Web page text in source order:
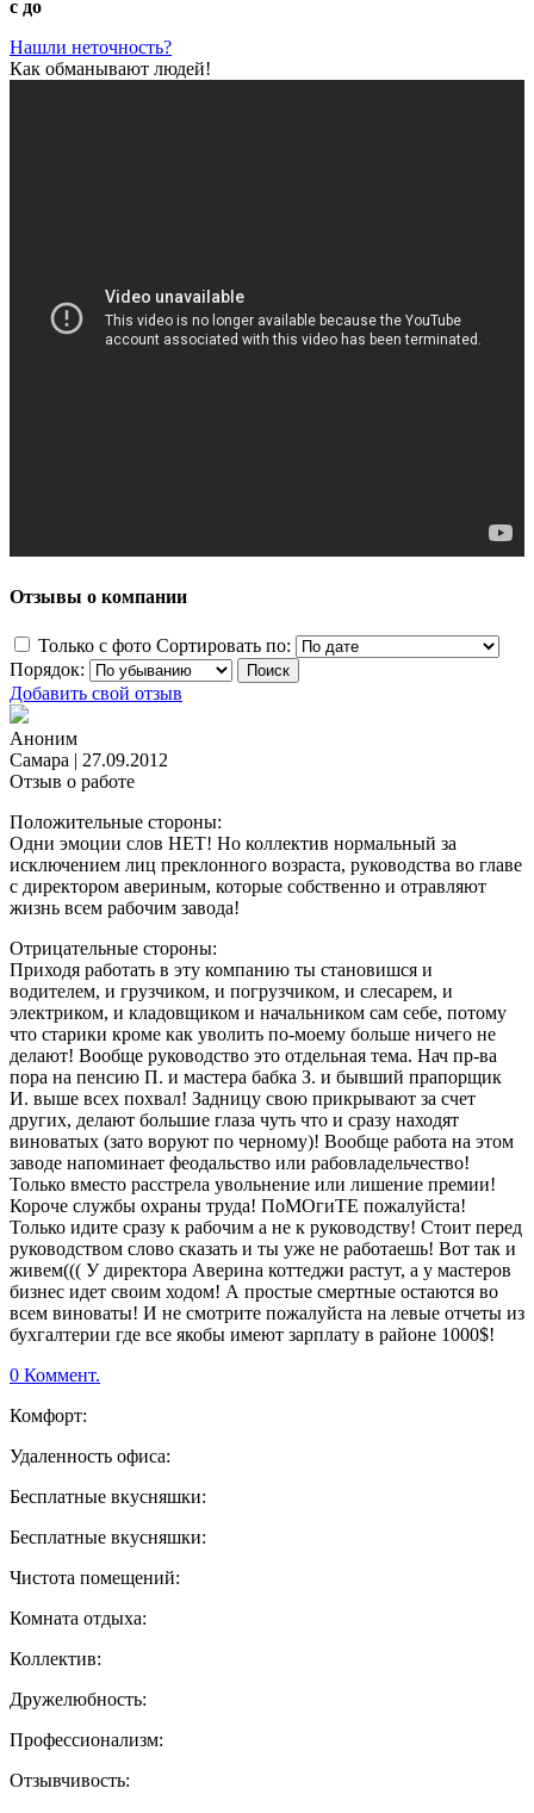
с до
Нашли неточность?
Как обманывают людей!
Отзывы о компании
Только с фото Сортировать по:
Порядок:
Добавить свой отзыв
Аноним
Самара | 27.09.2012
Отзыв о работе
Положительные стороны:
Одни эмоции слов НЕТ! Но коллектив нормальный за
исключением лиц преклонного возраста, руководства во главе
с директором авериным, которые собственно и отравляют
жизнь всем рабочим завода!
Отрицательные стороны:
Приходя работать в эту компанию ты становишся и
водителем, и грузчиком, и погрузчиком, и слесарем, и
электриком, и кладовщиком и начальником сам себе, потому
что старики кроме как уволить по-моему больше ничего не
делают! Вообще руководство это отдельная тема. Нач пр-ва
пора на пенсию П. и мастера бабка З. и бывший прапорщик
И. выше всех похвал! Задницу свою прикрывают за счет
других, делают большие глаза чуть что и сразу находят
виноватых (зато воруют по черному)! Вообще работа на этом
заводе напоминает феодальство или рабовладельчество!
Только вместо расстрела увольнение или лишение премии!
Короче службы охраны труда! ПоМОгиТЕ пожалуйста!
Только идите сразу к рабочим а не к руководству! Стоит перед
руководством слово сказать и ты уже не работаешь! Вот так и
живем((( У директора Аверина коттеджи растут, а у мастеров
бизнес идет своим ходом! А простые смертные остаются во
всем виноваты! И не смотрите пожалуйста на левые отчеты из
бухгалтерии где все якобы имеют зарплату в районе 1000$!
0 Коммент.
Комфорт:
Удаленность офиса:
Бесплатные вкусняшки:
Бесплатные вкусняшки:
Чистота помещений:
Комната отдыха:
Коллектив:
Дружелюбность:
Профессионализм:
Отзывчивость: